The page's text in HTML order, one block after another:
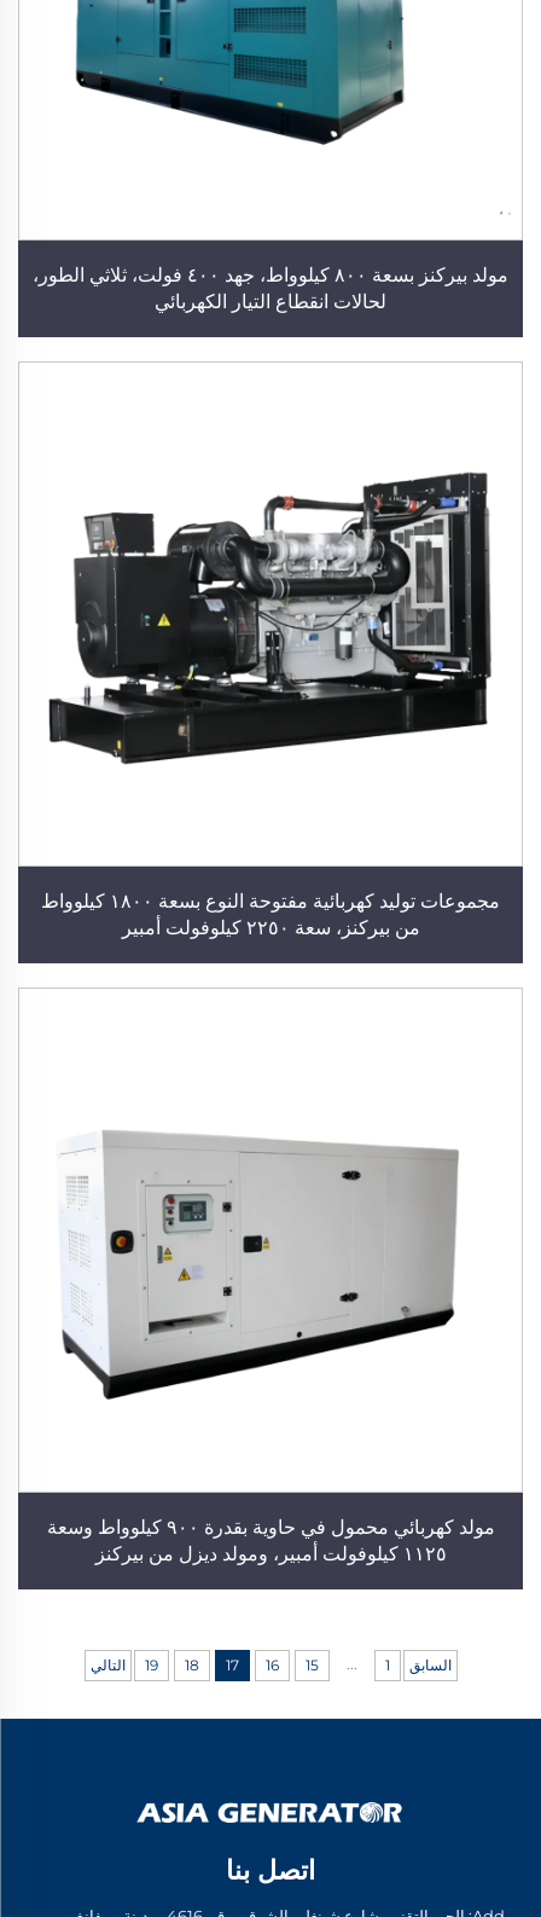
مولد بيركنز بسعة ٨٠٠ كيلوواط، جهد ٤٠٠ فولت، ثلاثي الطور،
لحالات انقطاع التيار الكهربائي
مجموعات توليد كهربائية مفتوحة النوع بسعة ١٨٠٠ كيلوواط
من بيركنز، سعة ٢٢٥٠ كيلوفولت أمبير
مولد كهربائي محمول في حاوية بقدرة ٩٠٠ كيلوواط وسعة
١١٢٥ كيلوفولت أمبير، ومولد ديزل من بيركنز
السابق 1
15
16
17
18
19 التالي
اتصل بنا